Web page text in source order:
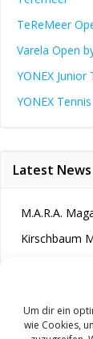
Um dir ein
wie Cookies,
TeReMeer
Varela Open
YONEX Junior
YONEX
Latest News
M.A.R.A.
Kirschbaum